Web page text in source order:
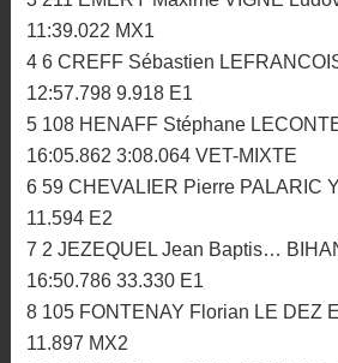
11:39.022 MX1
4 6 CREFF Sébastien
12:57.798 9.918 E1
5 108 HENAFF Stéphane
16:05.862 3:08.064 VET-MIXTE
6 59 CHEVALIER Pierre PALARIC
11.594 E2
7 2 JEZEQUEL Jean Baptis…
16:50.786 33.330 E1
8 105 FONTENAY Florian LE DEZ
11.897 MX2